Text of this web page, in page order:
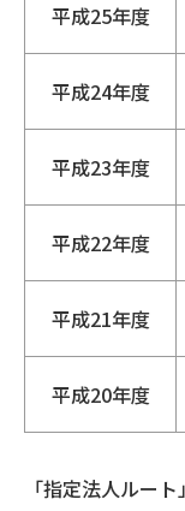
平成25年度
平成24年度
平成23年度
平成22年度
平成21年度
平成20年度
「指定法人ルー